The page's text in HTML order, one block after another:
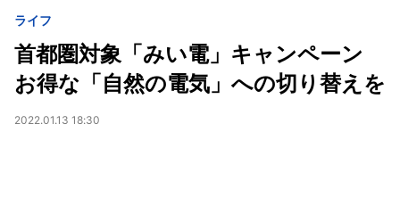
ライフ
首都圏対象「みい電」キャンペーン
お得な「自然の電気」への切り替えを
2022.01.13 18:30